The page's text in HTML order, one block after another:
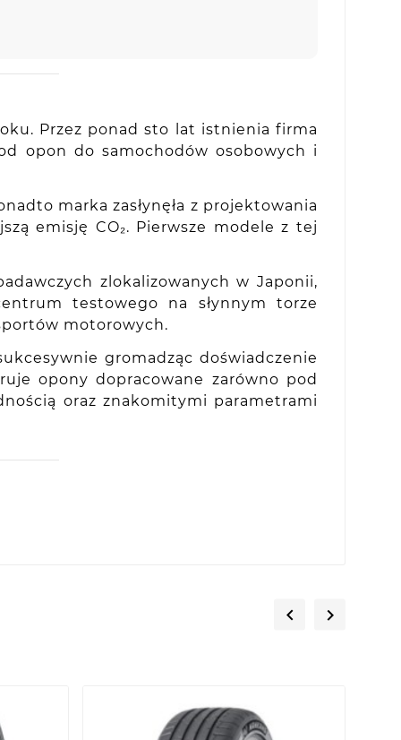
Przez ponad sto lat istnienia firma
opon do samochodów osobowych i
marka zasłynęła z projektowania
emisję CO₂. Pierwsze modele z tej
zlokalizowanych w Japonii,
testowego na słynnym torze
motorowych.
gromadząc doświadczenie
opony dopracowane zarówno pod
oraz znakomitymi parametrami
 